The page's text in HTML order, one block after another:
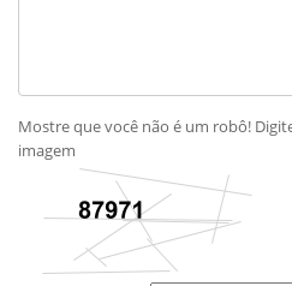
Mostre que você não é um robô!
imagem